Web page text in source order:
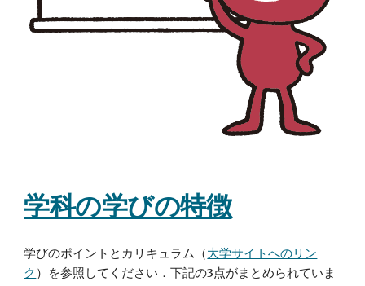
学科の学びの特徴
学びのポイントとカリキュラム（大学サイトへのリン
ク ）を参照してください．下記の3点がまとめられていま